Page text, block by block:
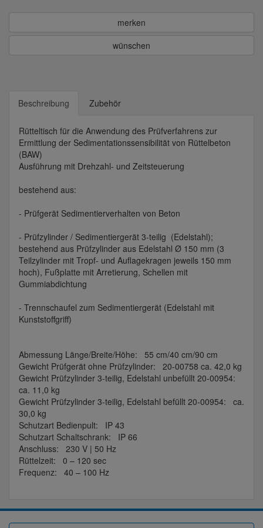
merken
wünschen
Beschreibung Zubehör
Rütteltisch für die Anwendung des Prüfverfahrens zur
Ermittlung der Sedimentationssensibilität von Rüttelbeton
(BAW)
Ausführung mit Drehzahl- und Zeitsteuerung
bestehend aus:
- Prüfgerät Sedimentierverhalten von Beton
- Prüfzylinder / Sedimentiergerät 3-teilig (Edelstahl);
bestehend aus Prüfzylinder aus Edelstahl Ø 150 mm (3
Teilzylinder mit Tropf- und Auflagekragen jeweils 150 mm
hoch), Fußplatte mit Arretierung, Schellen mit
Gummiabdichtung
- Trennschaufel zum Sedimentiergerät (Edelstahl mit
Kunststoffgriff)
Abmessung Länge/Breite/Höhe: 55 cm/40 cm/90 cm
Gewicht Prüfgerät ohne Prüfzylinder: 20-00758 ca. 42,0 kg
Gewicht Prüfzylinder 3-teilig, Edelstahl unbefüllt 20-00954:
ca. 11,0 kg
Gewicht Prüfzylinder 3-teilig, Edelstahl befüllt 20-00954: ca.
30,0 kg
Schutzart Bedienpult: IP 43
Schutzart Schaltschrank: IP 66
Anschluss: 230 V | 50 Hz
Rüttelzeit: 0 – 120 sec
Frequenz: 40 – 100 Hz